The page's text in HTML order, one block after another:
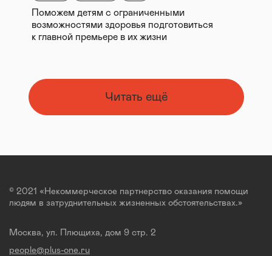
Поможем детям с ограниченными
возможностями здоровья подготовиться
к главной премьере в их жизни
Читать ещё
© 2021 «Некоммерческое партнерство оказания помощи
людям в затруднительных жизненных обстоятельствах.»
Москва, ул. Плющиха, дом 9 стр. 2
people@plus-one.ru